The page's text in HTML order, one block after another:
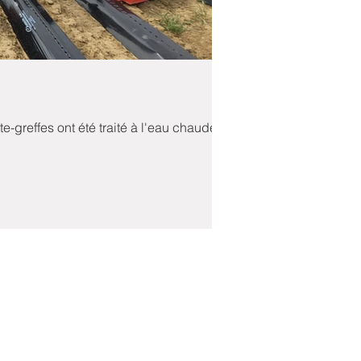
greffes ont été traité à l'eau chaude